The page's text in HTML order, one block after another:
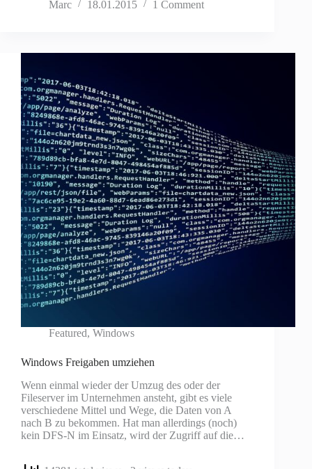
Marc 18.01.2015 1 Comment
Featured, Windows
Windows Freigaben umziehen
Wenn einmal wieder der Umzug des oder der
Fileserver im Unternehmen ansteht, gibt es viele
verschiedene Mittel und Wege, die Daten von A
nach B zu bekommen. Hat man allerdings (noch)
kein DFS-N im Einsatz, wird der Zugriff auf die…